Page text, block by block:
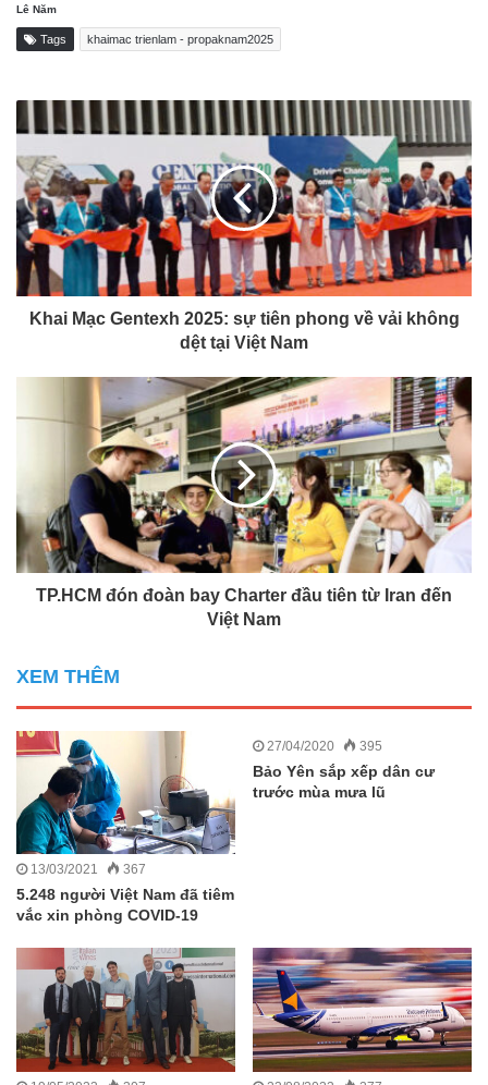
Lê Năm
Tags khaimac trienlam - propaknam2025
Khai Mạc Gentexh 2025: sự tiên phong về vải không
dệt tại Việt Nam
TP.HCM đón đoàn bay Charter đầu tiên từ Iran đến
Việt Nam
XEM THÊM
13/03/2021 367
5.248 người Việt Nam đã tiêm
vắc xin phòng COVID-19
27/04/2020 395
Bảo Yên sắp xếp dân cư
trước mùa mưa lũ